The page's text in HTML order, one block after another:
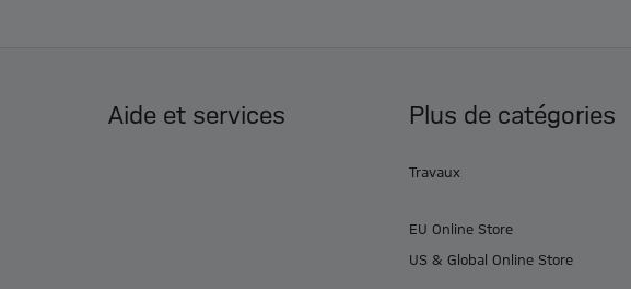
Aide et services Plus de catégories
Travaux
EU Online Store
US & Global Online Store